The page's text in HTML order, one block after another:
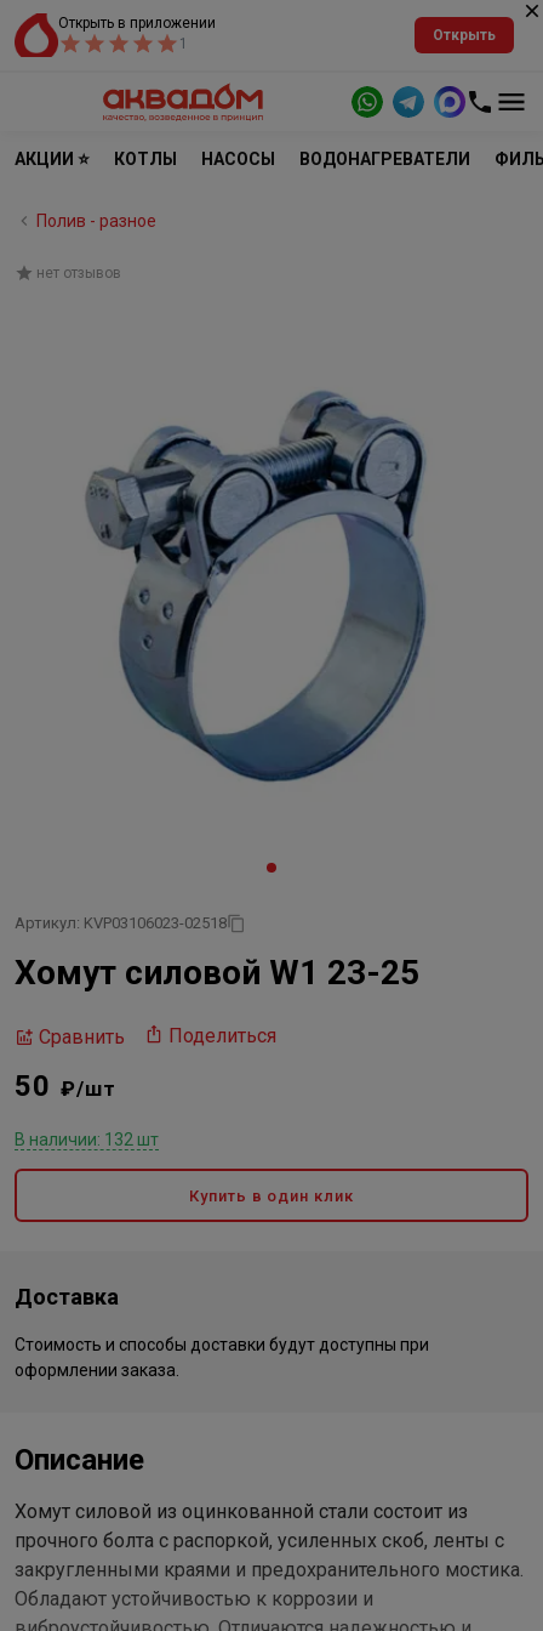
Открыть в приложении
1
Открыть
АКЦИИ ⭐ КОТЛЫ НАСОСЫ ВОДОНАГРЕВАТЕЛИ
Полив - разное
нет отзывов
Артикул: KVP03106023-02518
Хомут силовой W1 23-25
Сравнить Поделиться
50 ₽/шт
В наличии: 132 шт
Купить в один клик
Доставка
Стоимость и способы доставки будут доступны при
оформлении заказа.
Описание
Хомут силовой из оцинкованной стали состоит из
прочного болта с распоркой, усиленных скоб, ленты с
закругленными краями и предохранительного мостика.
Обладают устойчивостью к коррозии и